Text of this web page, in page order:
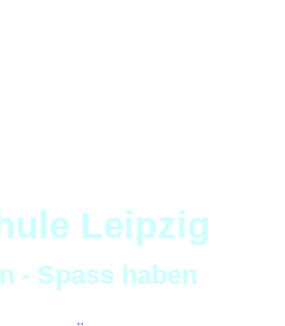
Leipzig
- Spass haben